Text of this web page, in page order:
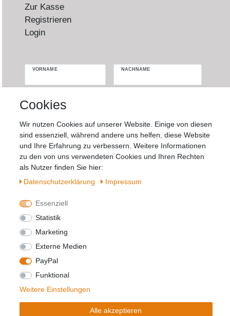
Zur Kasse
Registrieren
Login
VORNAME NACHNAME
Honig
Hiermit bestätige ich, dass ich dieDaten­
schutz­erklärunggelesen habe. Meine
Einwilligung kann ich jederzeit widerrufen.**
Abonnieren
** Hierbei handelt es sich um ein Pflichtfeld.
Widerrufs­recht
Daten­schutz­erklärung
© Copyright 2026 | Alle Rechte vorbehalten.
Cookies
Wir nutzen Cookies auf unserer Website. Einige von diesen
sind essenziell, während andere uns helfen, diese Website
und Ihre Erfahrung zu verbessern. Weitere Informationen
zu den von uns verwendeten Cookies und Ihren Rechten
als Nutzer finden Sie hier:
Daten­schutz­erklärung
Impressum
Essenziell
Statistik
Marketing
Externe Medien
PayPal
Funktional
Weitere Einstellungen
Alle akzeptieren